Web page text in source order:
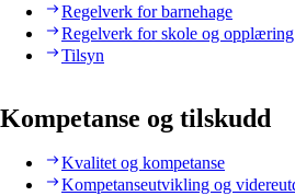
Regelverk for barnehage
Regelverk for skole og opplæring
Tilsyn
Kompetanse og tilskudd
Kvalitet og kompetanse
Kompetanseutvikling og